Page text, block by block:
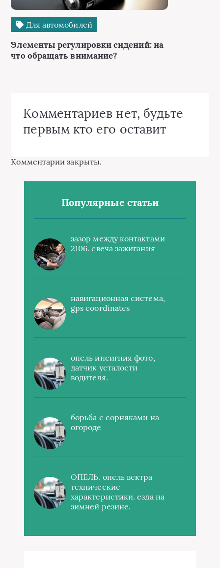
Для автомобилей
Элементы регулировки сидений: на
что обращать внимание?
Комментариев нет, будьте
первым кто его оставит
Комментарии закрыты.
Популярные статьи
зазор между контактами
2106. свеча зажигания
навигационная система,
gps coordinates
опель инсигния фото,
датчик усталости
водителя.
борьба с сорняками на
огороде
ОПЕЛЬ. опель вектра
технические
характеристики. езда на
зимней резине.